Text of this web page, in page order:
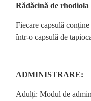
Rădăcină de rhodiola
Fiecare capsulă
într-o capsulă de
ADMINISTRARE:
Adulți: Modul de